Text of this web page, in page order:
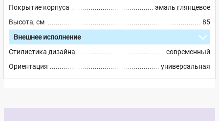
Покрытие корпуса
эмаль глянцевое
Высота, см
85
Внешнее исполнение
Стилистика дизайна
современный
Ориентация
универсальная